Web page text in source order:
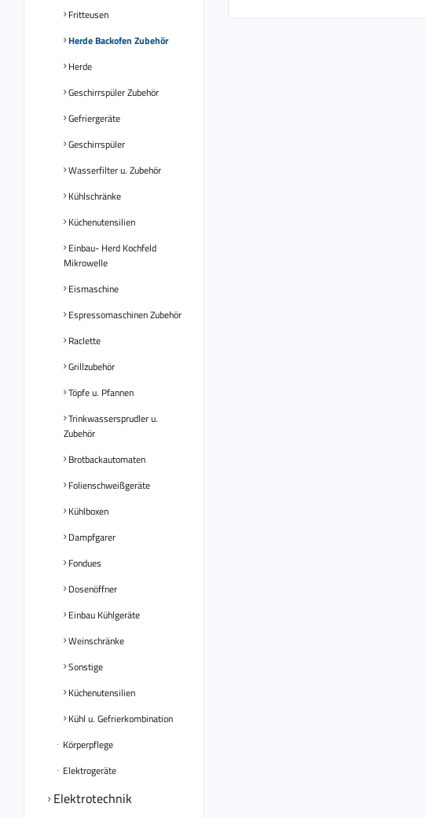
Fritteusen
Herde Backofen Zubehör
Herde
Geschirrspüler Zubehör
Gefriergeräte
Geschirrspüler
Wasserfilter u. Zubehör
Kühlschränke
Küchenutensilien
Einbau- Herd Kochfeld
Mikrowelle
Eismaschine
Espressomaschinen Zubehör
Raclette
Grillzubehör
Töpfe u. Pfannen
Trinkwassersprudler u.
Zubehör
Brotbackautomaten
Folienschweißgeräte
Kühlboxen
Dampfgarer
Fondues
Dosenöffner
Einbau Kühlgeräte
Weinschränke
Sonstige
Küchenutensilien
Kühl u. Gefrierkombination
Körperpflege
Elektrogeräte
Elektrotechnik